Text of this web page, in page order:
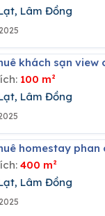
Lâm Đồng
khách sạn
100 m²
Lâm Đồng
homestay
400 m²
Lâm Đồng